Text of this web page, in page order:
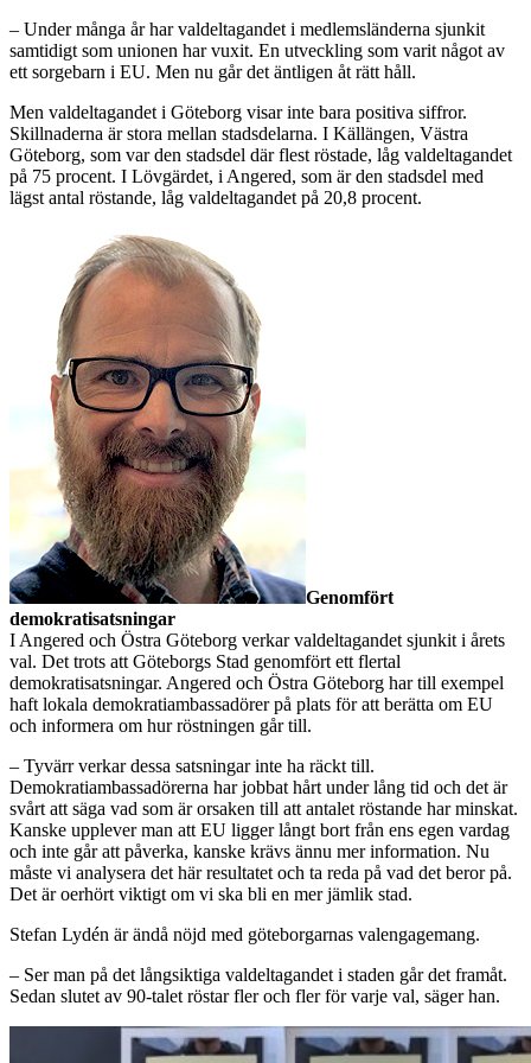
– Under många år har valdeltagandet i medlemsländerna sjunkit
samtidigt som unionen har vuxit. En utveckling som varit något av
ett sorgebarn i EU. Men nu går det äntligen åt rätt håll.
Men valdeltagandet i Göteborg visar inte bara positiva siffror.
Skillnaderna är stora mellan stadsdelarna. I Källängen, Västra
Göteborg, som var den stadsdel där flest röstade, låg valdeltagandet
på 75 procent. I Lövgärdet, i Angered, som är den stadsdel med
lägst antal röstande, låg valdeltagandet på 20,8 procent.
Genomfört
demokratisatsningar
I Angered och Östra Göteborg verkar valdeltagandet sjunkit i årets
val. Det trots att Göteborgs Stad genomfört ett flertal
demokratisatsningar. Angered och Östra Göteborg har till exempel
haft lokala demokratiambassadörer på plats för att berätta om EU
och informera om hur röstningen går till.
– Tyvärr verkar dessa satsningar inte ha räckt till.
Demokratiambassadörerna har jobbat hårt under lång tid och det är
svårt att säga vad som är orsaken till att antalet röstande har minskat.
Kanske upplever man att EU ligger långt bort från ens egen vardag
och inte går att påverka, kanske krävs ännu mer information. Nu
måste vi analysera det här resultatet och ta reda på vad det beror på.
Det är oerhört viktigt om vi ska bli en mer jämlik stad.
Stefan Lydén är ändå nöjd med göteborgarnas valengagemang.
– Ser man på det långsiktiga valdeltagandet i staden går det framåt.
Sedan slutet av 90-talet röstar fler och fler för varje val, säger han.